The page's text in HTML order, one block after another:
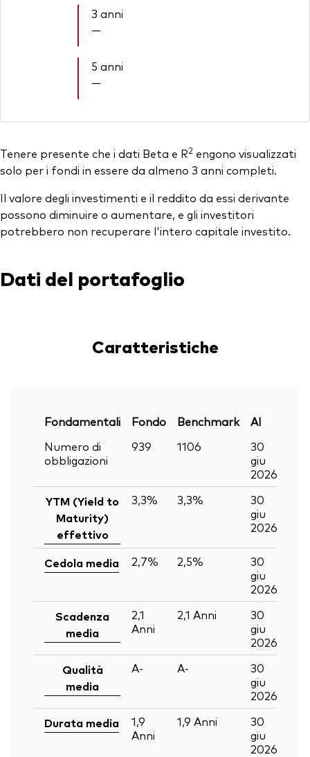
3 anni
—
5 anni
—
Tenere presente che i dati Beta e R2 engono visualizzati
solo per i fondi in essere da almeno 3 anni completi.
Il valore degli investimenti e il reddito da essi derivante
possono diminuire o aumentare, e gli investitori
potrebbero non recuperare l'intero capitale investito.
Dati del portafoglio
Caratteristiche
Fondamentali Fondo Benchmark
Al
Numero di
obbligazioni
939 1106
30
giu
2026
YTM (Yield to
Maturity)
effettivo
3,3% 3,3%
30
giu
2026
Cedola media 2,7% 2,5%
30
giu
2026
Scadenza
media
2,1
Anni
2,1 Anni
30
giu
2026
Qualità
media
A- A-
30
giu
2026
Durata media
1,9
Anni
1,9 Anni
30
giu
2026